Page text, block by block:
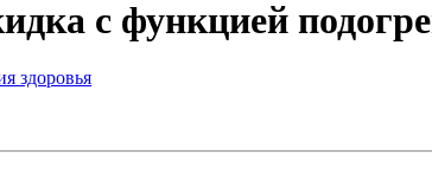
с функцией
здоровья